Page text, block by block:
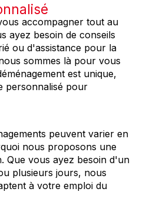
accompagner tout au
ayez besoin de conseils
ou d'assistance pour la
sommes là pour vous
est unique,
personnalisé pour
peuvent varier en
nous proposons une
Que vous ayez besoin d'un
plusieurs jours, nous
à votre emploi du